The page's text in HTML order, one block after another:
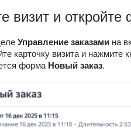
визит и
Управление заказами на
карточку визита и нажмите
форма Новый заказ.